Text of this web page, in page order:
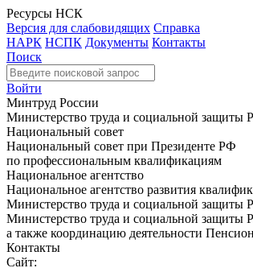
Ресурсы НСК
Версия для слабовидящих Справка
НАРК НСПК Документы Контакты
Поиск
Войти
Минтруд России
Министерство труда и социальной защиты
Национальный совет
Национальный совет при Президенте РФ
по профессиональным квалификациям
Национальное агентство
Национальное агентство развития
Министерство труда и социальной защиты
Министерство труда и социальной защиты
а также координацию деятельности
Контакты
Сайт: